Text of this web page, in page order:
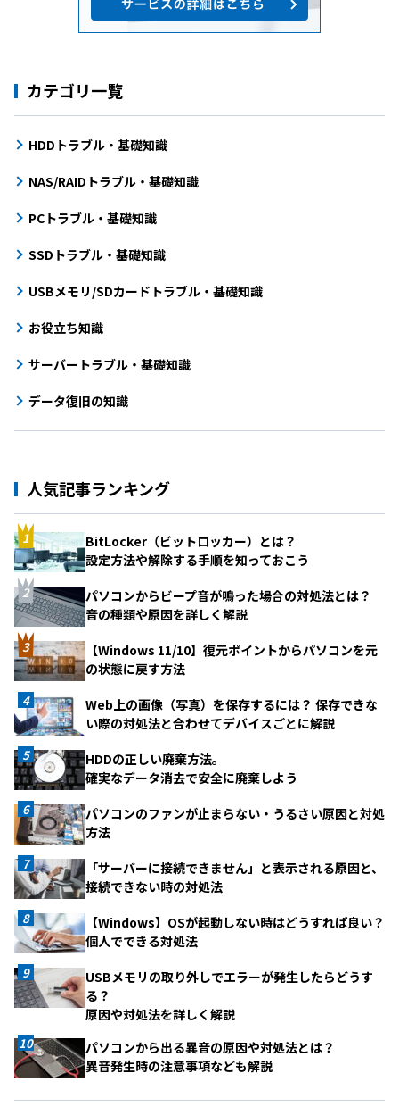
カテゴリ一覧
HDDトラブル・基礎知識
NAS/RAIDトラブル・基礎知識
PCトラブル・基礎知識
SSDトラブル・基礎知識
USBメモリ/SDカードトラブル・基礎知識
お役立ち知識
サーバートラブル・基礎知識
データ復旧の知識
人気記事ランキング
BitLocker（ビットロッカー）とは？
設定方法や解除する手順を知っておこう
パソコンからビープ音が鳴った場合の対処法とは？
音の種類や原因を詳しく解説
【Windows 11/10】復元ポイントからパソコンを元
の状態に戻す方法
Web上の画像（写真）を保存するには？ 保存できな
い際の対処法と合わせてデバイスごとに解説
HDDの正しい廃棄方法。
確実なデータ消去で安全に廃棄しよう
パソコンのファンが止まらない・うるさい原因と対処
方法
「サーバーに接続できません」と表示される原因と、
接続できない時の対処法
【Windows】OSが起動しない時はどうすれば良い？
個人でできる対処法
USBメモリの取り外しでエラーが発生したらどうす
る？
原因や対処法を詳しく解説
パソコンから出る異音の原因や対処法とは？
異音発生時の注意事項なども解説